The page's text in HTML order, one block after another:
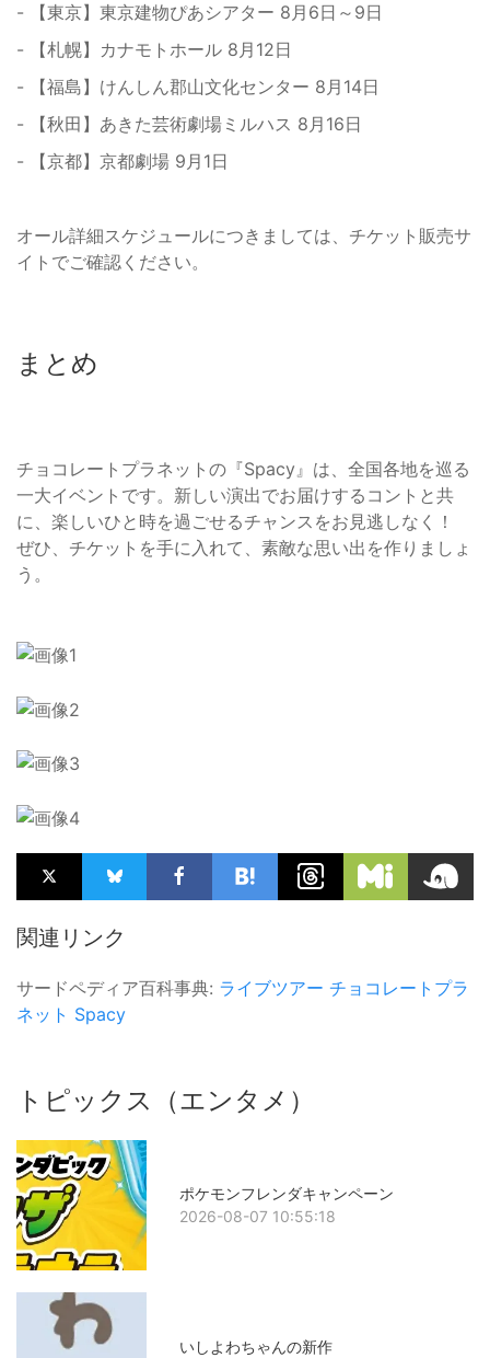
- 【東京】東京建物ぴあシアター 8月6日～9日
- 【札幌】カナモトホール 8月12日
- 【福島】けんしん郡山文化センター 8月14日
- 【秋田】あきた芸術劇場ミルハス 8月16日
- 【京都】京都劇場 9月1日
オール詳細スケジュールにつきましては、チケット販売サ
イトでご確認ください。
まとめ
チョコレートプラネットの『Spacy』は、全国各地を巡る
一大イベントです。新しい演出でお届けするコントと共
に、楽しいひと時を過ごせるチャンスをお見逃しなく！
ぜひ、チケットを手に入れて、素敵な思い出を作りましょ
う。
関連リンク
サードペディア百科事典: ライブツアー チョコレートプラ
ネット Spacy
トピックス（エンタメ）
ポケモンフレンダキャンペーン
2026-08-07 10:55:18
いしよわちゃんの新作